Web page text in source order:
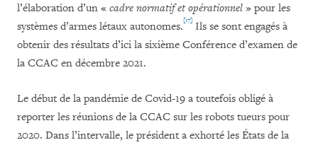
l’élaboration d’un « cadre normatif et opérationnel » pour les
systèmes d’armes létaux autonomes.[17] Ils se sont engagés à
obtenir des résultats d’ici la sixième Conférence d’examen de
la CCAC en décembre 2021.
Le début de la pandémie de Covid-19 a toutefois obligé à
reporter les réunions de la CCAC sur les robots tueurs pour
2020. Dans l’intervalle, le président a exhorté les États de la